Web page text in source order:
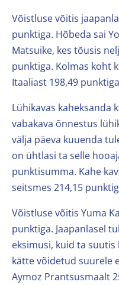
Võistluse võitis
punktiga. Hõbeda sai
Matsuike, kes tõusis
punktiga. Kolmas koht
Itaaliast 198,49
Lühikavas kaheksanda
vabakava õnnestus
välja päeva kuuenda
on ühtlasi ta selle
punktisumma. Kahe
seitsmes 214,15
Võistluse võitis Yuma
punktiga. Jaapanlasel
eksimusi, kuid ta
kätte võidetud suurele
Aymoz Prantsusmaalt